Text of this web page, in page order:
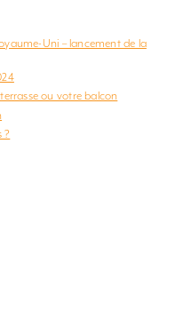
Uni – lancement de la
ou votre balcon
?